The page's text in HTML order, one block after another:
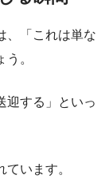
、「これは単な
。
迎する」といっ
ています。